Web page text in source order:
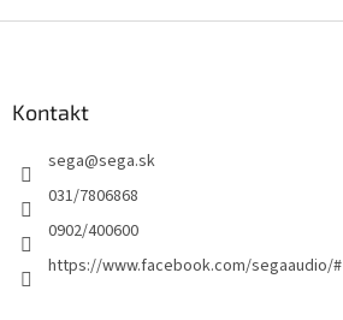
Kontakt
sega@sega.sk
031/7806868
0902/400600
https://www.facebook.com/segaaudio/#